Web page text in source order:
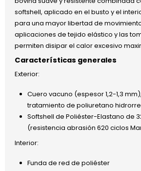
softshell, aplicado en el busto y el
para una mayor libertad de
aplicaciones de tejido elástico y las
permiten disipar el calor excesivo
Características generales
Exterior:
Cuero vacuno (espesor 1,2-1,3
tratamiento de poliuretano
Softshell de Poliéster-Elastano de
(resistencia abrasión 620 ciclos
Interior:
Funda de red de poliéster